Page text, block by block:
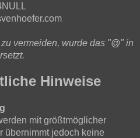
vermeiden, wurde das "@" in
Hinweise
mit größtmöglicher
übernimmt jedoch keine